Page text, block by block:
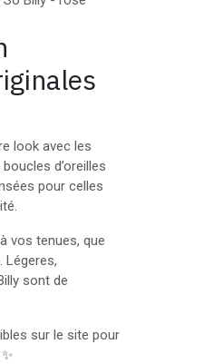
look avec les
d’oreilles
pour celles
vos tenues, que
sont de
sur le site pour